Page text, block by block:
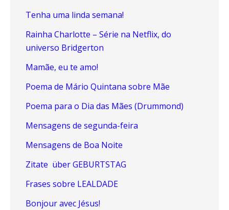
Tenha uma linda semana!
Rainha Charlotte – Série na Netflix, do
universo Bridgerton
Mamãe, eu te amo!
Poema de Mário Quintana sobre Mãe
Poema para o Dia das Mães (Drummond)
Mensagens de segunda-feira
Mensagens de Boa Noite
Zitate über GEBURTSTAG
Frases sobre LEALDADE
Bonjour avec Jésus!